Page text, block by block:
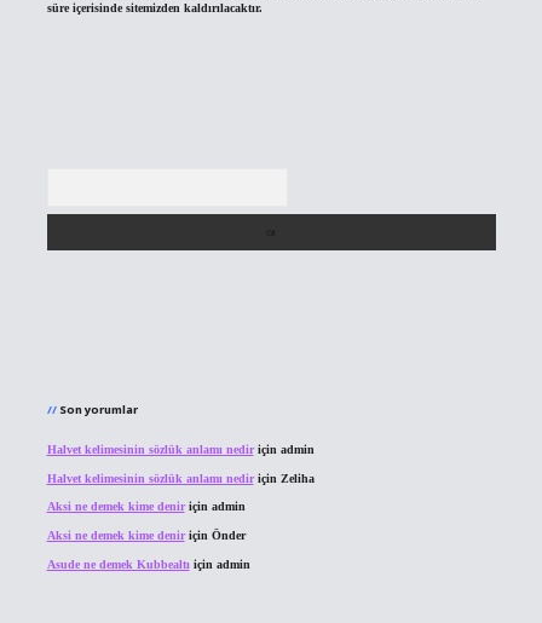
süre içerisinde sitemizden kaldırılacaktır.
Son yorumlar
Halvet kelimesinin sözlük anlamı nediriçin admin
Halvet kelimesinin sözlük anlamı nediriçin Zeliha
Aksi ne demek kime deniriçin admin
Aksi ne demek kime deniriçin Önder
Asude ne demek Kubbealtı için admin